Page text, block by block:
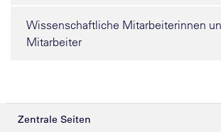
Wissenschaftliche Mitarbeiterinnen
Mitarbeiter
Zentrale Seiten